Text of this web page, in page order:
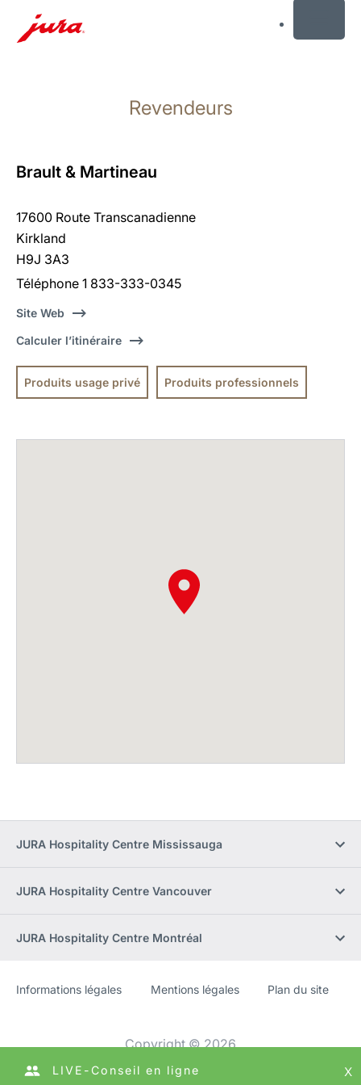
recherche
Revendeurs
Brault & Martineau
17600 Route Transcanadienne
Kirkland
H9J 3A3
Téléphone 1 833-333-0345
Site Web
Calculer l’itinéraire
Produits usage privé Produits professionnels
JURA Hospitality Centre Mississauga
JURA Hospitality Centre Vancouver
JURA Hospitality Centre Montréal
Site
[Website
Informations légales Mentions légales Plan du site
Copyright © 2026
LIVE-Conseil en ligne